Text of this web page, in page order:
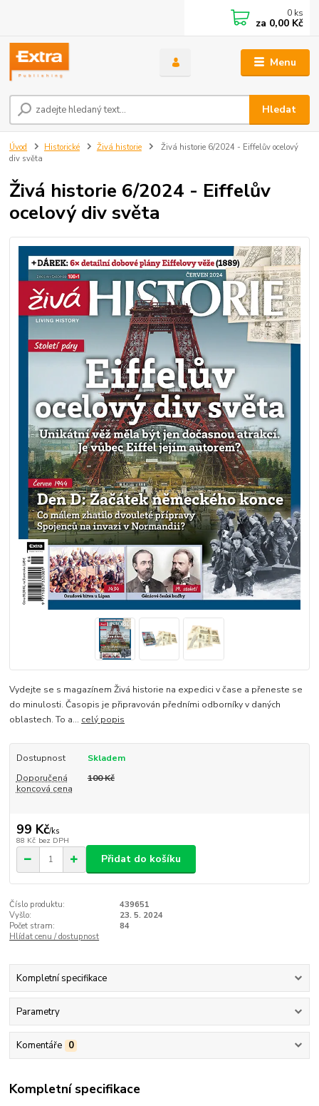
Menu
Hledat
0 ks
za 0,00 Kč
Úvod Historické Živá historie
Živá historie 6/2024 - Eiffelův ocelový
div světa
Živá historie 6/2024 - Eiffelův
ocelový div světa
Vydejte se s magazínem Živá historie na expedici v čase a přeneste se
do minulosti. Časopis je připravován předními odborníky v daných
oblastech. To a... celý popis
Dostupnost
Skladem
Doporučená
koncová cena
100 Kč
99 Kč/ks
88 Kč bez DPH
Přidat do košíku
Číslo produktu:
439651
Vyšlo:
23. 5. 2024
Počet stram:
84
Hlídat cenu / dostupnost
Kompletní specifikace
Parametry
Komentáře 0
Kompletní specifikace